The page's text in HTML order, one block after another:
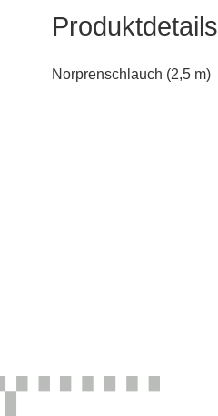
Produktdetails
Norprenschlauch (2,5 m)